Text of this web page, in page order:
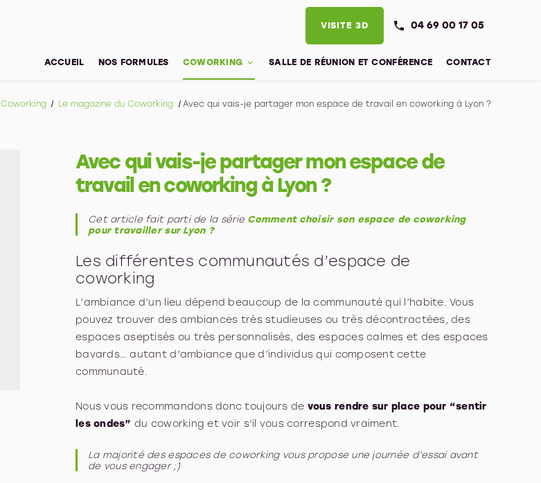
VISITE 3D 04 69 00 17 05
ACCUEIL NOS FORMULES COWORKING SALLE DE RÉUNION ET CONFÉRENCE CONTACT
Coworking Le magazine du Coworking Avec qui vais-je partager mon espace de travail en coworking à Lyon ?
Avec qui vais-je partager mon espace de
travail en coworking à Lyon ?
Cet article fait parti de la série Comment choisir son espace de coworking
pour travailler sur Lyon ?
Les différentes communautés d’espace de
coworking
L’ambiance d’un lieu dépend beaucoup de la communauté qui l’habite. Vous
pouvez trouver des ambiances très studieuses ou très décontractées, des
espaces aseptisés ou très personnalisés, des espaces calmes et des espaces
bavards… autant d’ambiance que d’individus qui composent cette
communauté.
Nous vous recommandons donc toujours de vous rendre sur place pour “sentir
les ondes” du coworking et voir s’il vous correspond vraiment.
La majorité des espaces de coworking vous propose une journée d’essai avant
de vous engager ;)